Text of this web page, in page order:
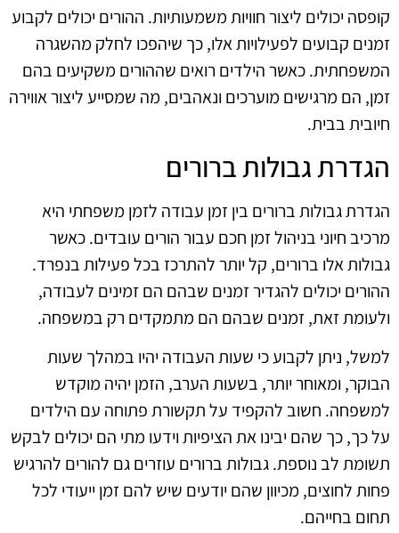
קופסה יכולים ליצור חוויות משמעותיות. ההורים יכולים לקבוע
זמנים קבועים לפעילויות אלו, כך שיהפכו לחלק מהשגרה
המשפחתית. כאשר הילדים רואים שההורים משקיעים בהם
זמן, הם מרגישים מוערכים ונאהבים, מה שמסייע ליצור אווירה
חיובית בבית.
הגדרת גבולות ברורים
הגדרת גבולות ברורים בין זמן עבודה לזמן משפחתי היא
מרכיב חיוני בניהול זמן חכם עבור הורים עובדים. כאשר
גבולות אלו ברורים, קל יותר להתרכז בכל פעילות בנפרד.
ההורים יכולים להגדיר זמנים שבהם הם זמינים לעבודה,
ולעומת זאת, זמנים שבהם הם מתמקדים רק במשפחה.
למשל, ניתן לקבוע כי שעות העבודה יהיו במהלך שעות
הבוקר, ומאוחר יותר, בשעות הערב, הזמן יהיה מוקדש
למשפחה. חשוב להקפיד על תקשורת פתוחה עם הילדים
על כך, כך שהם יבינו את הציפיות וידעו מתי הם יכולים לבקש
תשומת לב נוספת. גבולות ברורים עוזרים גם להורים להרגיש
פחות לחוצים, מכיוון שהם יודעים שיש להם זמן ייעודי לכל
תחום בחייהם.